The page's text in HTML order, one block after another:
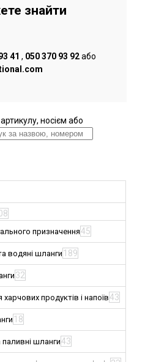
знайти
41 , 050 370 93 92або
носієм або
призначення45
водяні шланги 189
32
продуктів і напоїв43
18
шланги43